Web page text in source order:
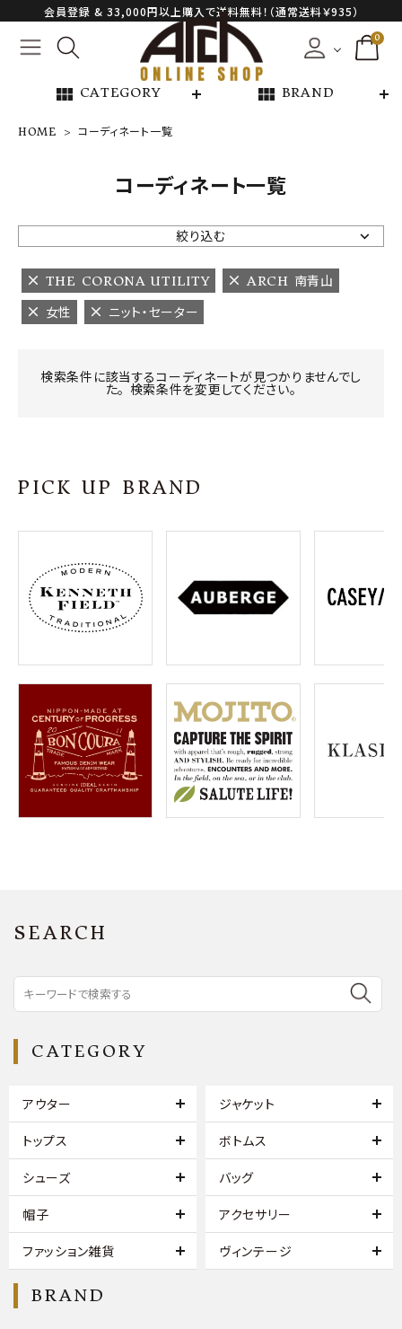
会員登録 & 33,000円以上購入で送料無料！（通常送料￥935）
0
view_module CATEGORY view_module BRAND
NEW ARRIVAL
ARCH EXCLUSIVE
BRAND
CATEGORY
プライバシーポリシー
特定商取引法について
お問い合わせ
OFFICIAL WEB SITE
meeting_room ログイン 会員登録
HOME コーディネート一覧
コーディネート一覧
絞り込む
THE CORONA UTILITY
ARCH 南青山
女性
ニット・セーター
検索条件に該当するコーディネートが見つかりませんでし
た。 検索条件を変更してください。
PICK UP BRAND
SEARCH
CATEGORY
アウター ジャケット
トップス ボトムス
シューズ バッグ
帽子 アクセサリー
ファッション雑貨 ヴィンテージ
BRAND